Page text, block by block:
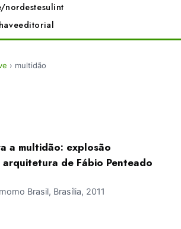
nordestesulint
editorial
› multidão
a multidão: explosão
de Fábio Penteado
Brasil, Brasília, 2011